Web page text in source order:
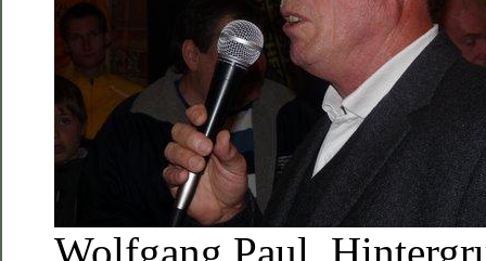
Wolfgang Paul,